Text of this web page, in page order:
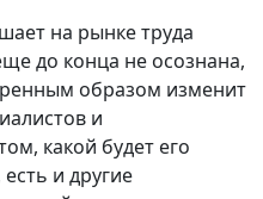
на рынке труда
до конца не осознана,
образом изменит
и
какой будет его
и другие